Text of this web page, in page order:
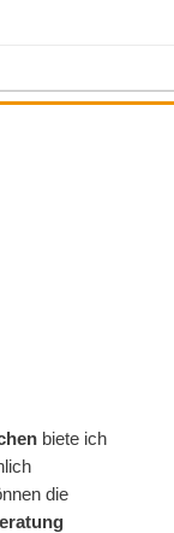
biete ich
die